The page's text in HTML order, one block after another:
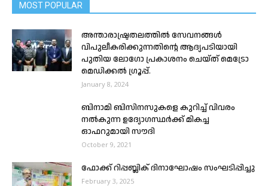
MOST POPULAR
അന്താരാഷ്ട്രതലത്തിൽ സേവനങ്ങൾ
വിപുലീകരിക്കുന്നതിൻ്റെ ആദ്യപടിയായി
പുതിയ ലോഗോ പ്രകാശനം ചെയ്ത് മെട്രോ
മെഡിക്കൽ ഗ്രൂപ്പ്.
January 8, 2024
ബിനാമി ബിസിനസുകളെ കുറിച്ച് വിവരം
നൽകുന്ന ഉദ്യോഗസ്ഥർക്ക് മികച്ച
ഓഫറുമായി സൗദി
October 9, 2021
ഫോക്ക് റിപ്പബ്ലിക് ദിനാഘോഷം സംഘടിപ്പിച്ചു
February 3, 2025